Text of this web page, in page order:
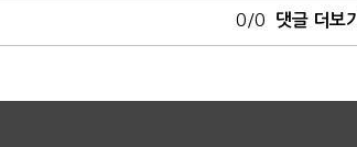
0/0 댓글 더보기